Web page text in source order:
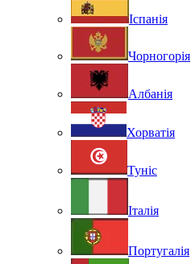
Іспанія
Чорногорія
Албанія
Хорватія
Туніс
Італія
Португалія